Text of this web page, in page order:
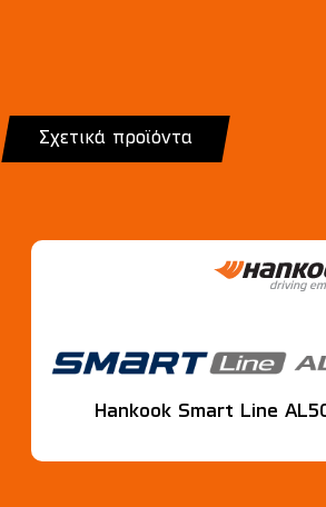
Σχετικά προϊόντα
Hankook Smart Line